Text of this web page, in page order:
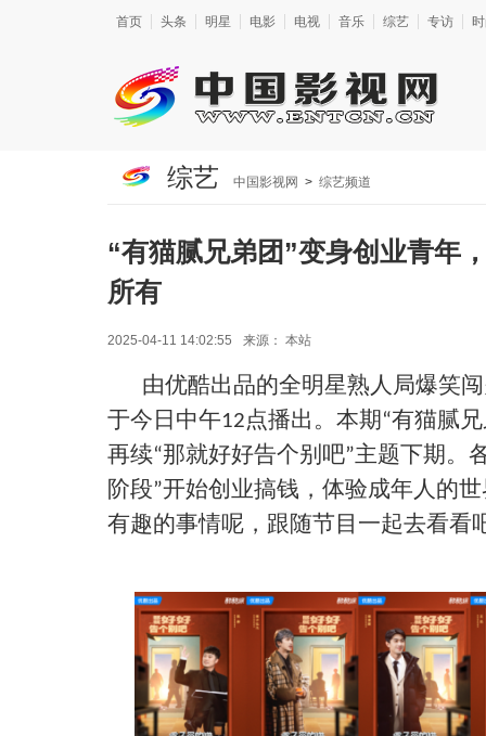
首页 头条 明星 电影 电视 音乐 综艺 专访
综艺 中国影视网 > 综艺频道
“有猫腻兄弟团”变身创业青年
所有
2025-04-11 14:02:55 来源： 本站
由优酷出品的全明星熟人局爆笑
于今日中午12点播出。本期“有猫腻
再续“那就好好告个别吧”主题下期。
阶段”开始创业搞钱，体验成年人的
有趣的事情呢，跟随节目一起去看看